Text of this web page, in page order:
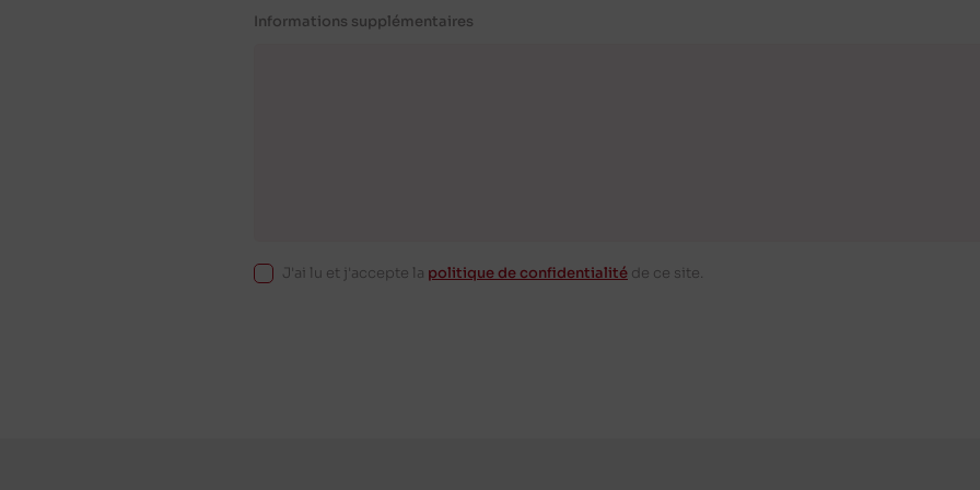
Informations supplémentaires
J'ai lu et j'accepte la politique de confidentialité de ce site.